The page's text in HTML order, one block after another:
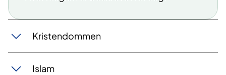
Kristendommen
Islam